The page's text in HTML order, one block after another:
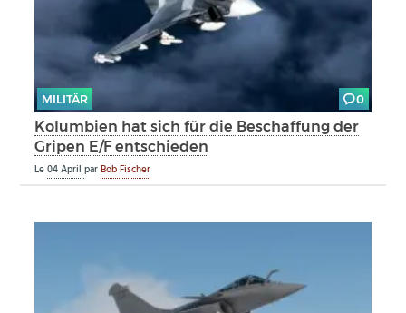
MILITÄR 0
Kolumbien hat sich für die Beschaffung der
Gripen E/F entschieden
Le04 AprilparBob Fischer